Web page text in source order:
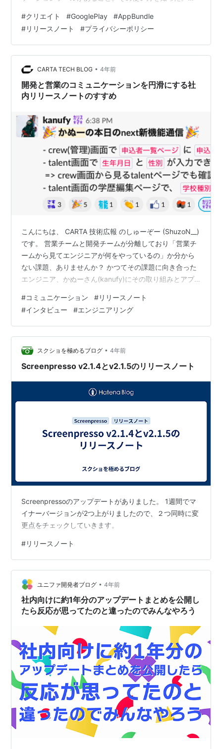
ンバーの方たちと自由におしゃべりできることを知っ
た。 GitHubというアプリがあること。これを使えば
Unityでのゲーム制作が他の人と共同で行えたり、自分が
躓いているところを見てもらってアドバイスを受けるこ
とができるということも知った。 そうやって、わからな
いところを聞きながら、嶋…
#クリエイト #GooglePlay #AppBundle
#リリースノート #プライバシーポリシー
CARTA TECH BLOG • 4年前
開発と営業のコミュニケーションを円滑にする社
内リリースノートのすすめ
こんにちは、 CARTA 技術広報 のしゅーぞー (ShuzoN__)
です。 営業チームと開発チームが分離しており「営業チ
ームから見てエンジニアが何をやっているの」か分から
ない課題、ありませんか？ かつてその課題に向き合った
エンジニア、かぬーさん(kanufy)にその取り組みとアプ
ら見て開発チームが何をやっているのか」分からず心理
的な距離感の遠さがあった エンジニアが営業チーム向け
の機能リリースノートを書くと 「開発チームの仕事」が
目に見えるようになった 継続的に続けると感謝される上
に振り返りにも使えるし、結果的に良いことしかなかっ
た 自己…
#コミュニケーション #リリースノート
#インタビュー #エンジニアリング
スクショを極めるブログ • 4年前
Screenpresso v2.1.4とv2.1.5のリリースノート
Screenpressoのアップデートがありました。 1週間でマ
イナーバージョンが2つ上がりましたので、２つ同時に変
更点をチェックしていきます。
#リリースノート
ユニファ開発者ブログ • 4年前
社内向けに約1年分のアップデートまとめを公開し
たら反応が思ってたのと違ったのでみんなやろう